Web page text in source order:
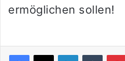
ermöglichen sollen!
LinkedInTumblr